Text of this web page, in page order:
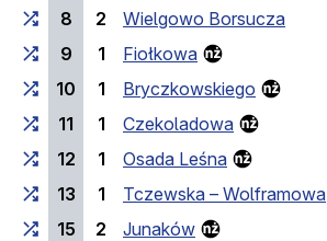
8
2
Wielgowo Borsucza
9
1
Fiołkowa
10
1
Bryczkowskiego
11
1
Czekoladowa
12
1
Osada Leśna
13
1
Tczewska – Wolframowa
15
2
Junaków